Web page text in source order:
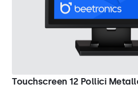
Touchscreen 12 Pollici